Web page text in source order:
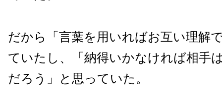
だから「言葉を用いればお互い理解
ていたし、「納得いかなければ相手
だろう」と思っていた。